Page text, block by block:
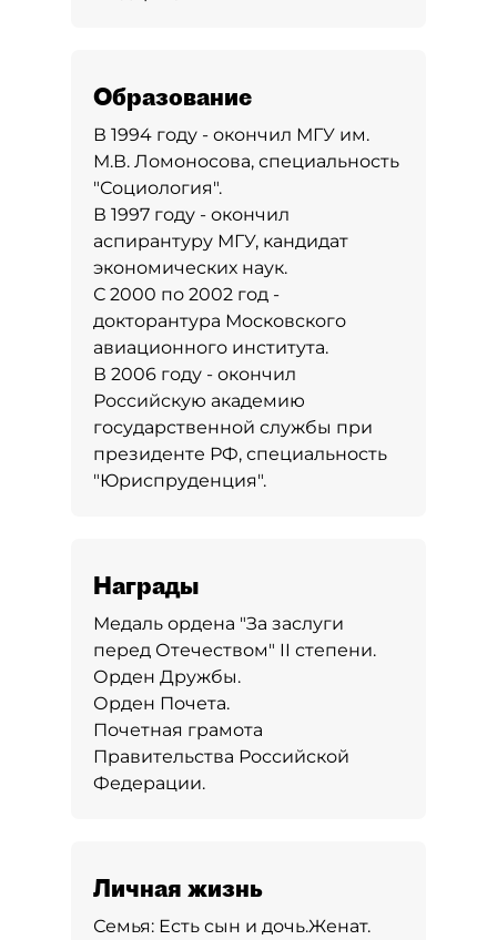
Образование
В 1994 году - окончил МГУ им.
М.В. Ломоносова, специальность
"Социология".
В 1997 году - окончил
аспирантуру МГУ, кандидат
экономических наук.
С 2000 по 2002 год -
докторантура Московского
авиационного института.
В 2006 году - окончил
Российскую академию
государственной службы при
президенте РФ, специальность
"Юриспруденция".
Награды
Медаль ордена "За заслуги
перед Отечеством" II степени.
Орден Дружбы.
Орден Почета.
Почетная грамота
Правительства Российской
Федерации.
Личная жизнь
Семья: Есть сын и дочь.Женат.